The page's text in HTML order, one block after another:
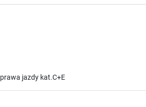
jazdy kat.C+E